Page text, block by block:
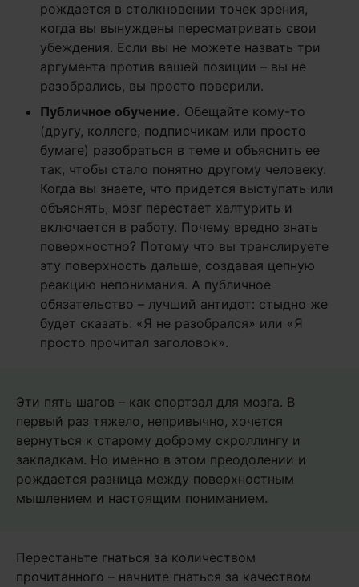
рождается в столкновении точек зрения,
когда вы вынуждены пересматривать свои
убеждения. Если вы не можете назвать три
аргумента против вашей позиции – вы не
разобрались, вы просто поверили.
Публичное обучение. Обещайте кому-то
(другу, коллеге, подписчикам или просто
бумаге) разобраться в теме и объяснить ее
так, чтобы стало понятно другому человеку.
Когда вы знаете, что придется выступать или
объяснять, мозг перестает халтурить и
включается в работу. Почему вредно знать
поверхностно? Потому что вы транслируете
эту поверхность дальше, создавая цепную
реакцию непонимания. А публичное
обязательство – лучший антидот: стыдно же
будет сказать: «Я не разобрался» или «Я
просто прочитал заголовок».
Эти пять шагов – как спортзал для мозга. В
первый раз тяжело, непривычно, хочется
вернуться к старому доброму скроллингу и
закладкам. Но именно в этом преодолении и
рождается разница между поверхностным
мышлением и настоящим пониманием.
Перестаньте гнаться за количеством
прочитанного – начните гнаться за качеством